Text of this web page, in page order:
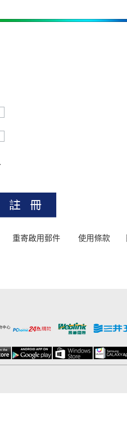
重寄啟用郵件 使用條款